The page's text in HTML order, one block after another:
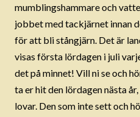
mumblingshammare och
jobbet med tackjärnet innan
för att bli stångjärn. Det är
visas första lördagen i juli
det på minnet! Vill ni se och
ta er hit den lördagen nästa
lovar. Den som inte sett och